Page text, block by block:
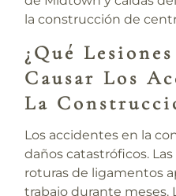
la construcción de
¿Qué
Causar Los
La
Los accidentes en la
daños catastróficos.
roturas de ligamentos
trabajo durante meses.